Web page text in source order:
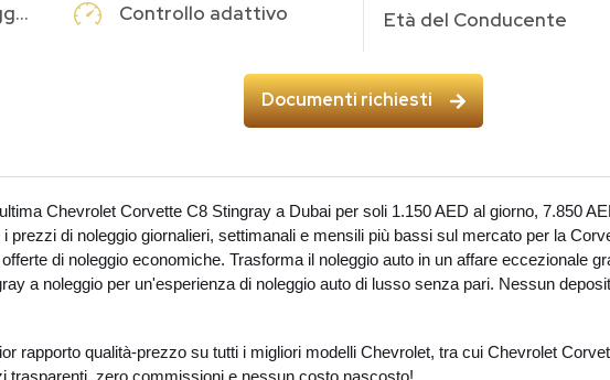
Assistenza al parcheggio
Controllo adattivo Età del Conducente
Documenti richiesti
Chevrolet Corvette C8 Stingray a Dubai per soli 1.150 AED al giorno, 7.850
prezzi di noleggio giornalieri, settimanali e mensili più bassi sul mercato per la
di noleggio economiche. Trasforma il noleggio auto in un affare eccezionale
a noleggio per un'esperienza di noleggio auto di lusso senza pari. Nessun
rapporto qualità-prezzo su tutti i migliori modelli Chevrolet, tra cui Chevrolet